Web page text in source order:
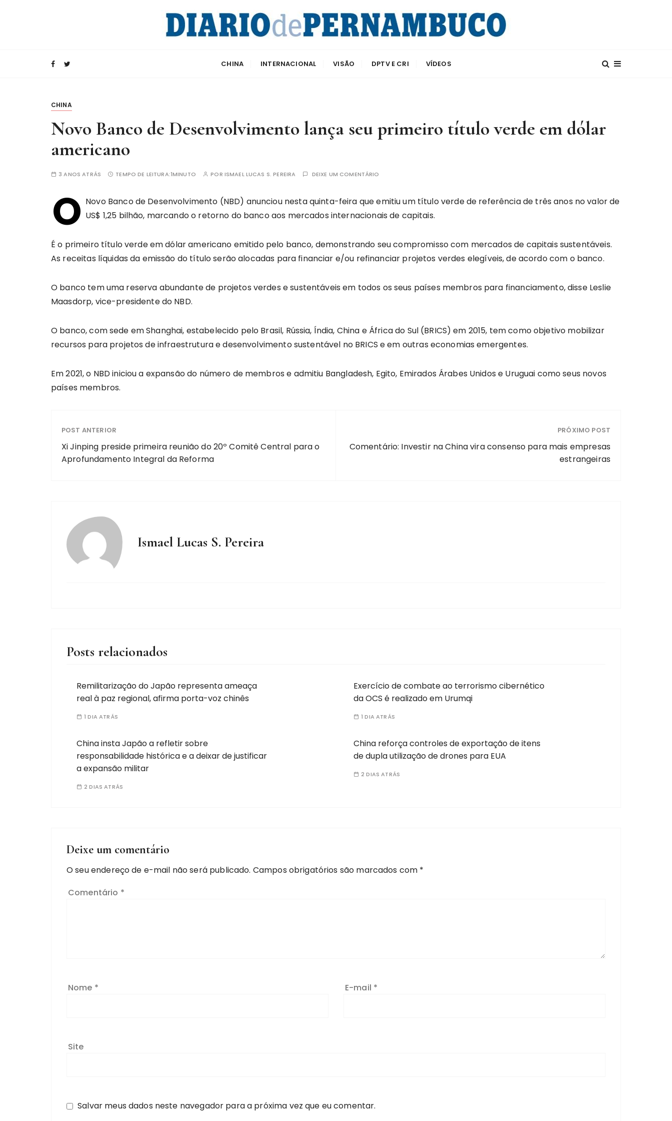
CRI e Diario de Pernambuco
CHINA INTERNACIONAL VISÃO DPTV E CRI VÍDEOS
CHINA
Novo Banco de Desenvolvimento lança seu primeiro título verde em dólar
americano
3 ANOS ATRÁS TEMPO DE LEITURA:1MINUTO POR ISMAEL LUCAS S. PEREIRA DEIXE UM COMENTÁRIO
O Novo Banco de Desenvolvimento (NBD) anunciou nesta quinta-feira que emitiu um título verde de referência de três anos no valor de
US$ 1,25 bilhão, marcando o retorno do banco aos mercados internacionais de capitais.
É o primeiro título verde em dólar americano emitido pelo banco, demonstrando seu compromisso com mercados de capitais sustentáveis.
As receitas líquidas da emissão do título serão alocadas para financiar e/ou refinanciar projetos verdes elegíveis, de acordo com o banco.
O banco tem uma reserva abundante de projetos verdes e sustentáveis em todos os seus países membros para financiamento, disse Leslie
Maasdorp, vice-presidente do NBD.
O banco, com sede em Shanghai, estabelecido pelo Brasil, Rússia, Índia, China e África do Sul (BRICS) em 2015, tem como objetivo mobilizar
recursos para projetos de infraestrutura e desenvolvimento sustentável no BRICS e em outras economias emergentes.
Em 2021, o NBD iniciou a expansão do número de membros e admitiu Bangladesh, Egito, Emirados Árabes Unidos e Uruguai como seus novos
países membros.
POST ANTERIOR
Xi Jinping preside primeira reunião do 20º Comitê Central para o
Aprofundamento Integral da Reforma
PRÓXIMO POST
Comentário: Investir na China vira consenso para mais empresas
estrangeiras
Ismael Lucas S. Pereira
Posts relacionados
Remilitarização do Japão representa ameaça
real à paz regional, afirma porta-voz chinês
1 DIA ATRÁS
Exercício de combate ao terrorismo cibernético
da OCS é realizado em Urumqi
1 DIA ATRÁS
China insta Japão a refletir sobre
responsabilidade histórica e a deixar de justificar
a expansão militar
2 DIAS ATRÁS
China reforça controles de exportação de itens
de dupla utilização de drones para EUA
2 DIAS ATRÁS
Deixe um comentário
O seu endereço de e-mail não será publicado. Campos obrigatórios são marcados com *
Comentário *
Nome * E-mail *
Site
Salvar meus dados neste navegador para a próxima vez que eu comentar.